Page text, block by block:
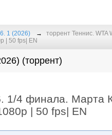
1 (2026)
торрент Теннис.
| 50 fps| EN
(торрент)
1/4 финала. Марта
| 50 fps| EN